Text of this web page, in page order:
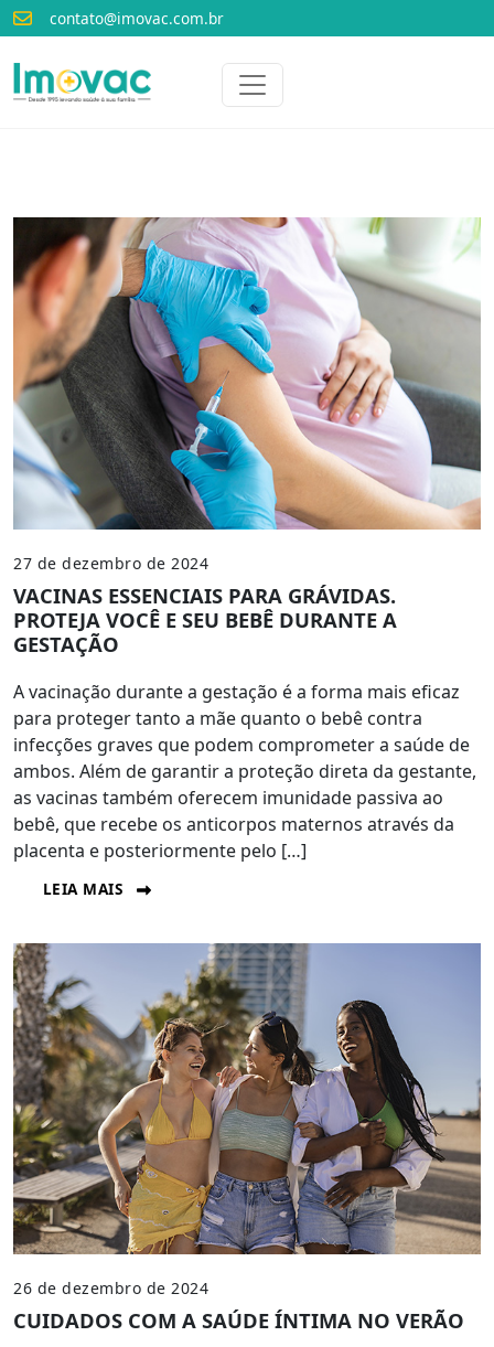
contato@imovac.com.br
Voltar para o início
27 de dezembro de 2024
VACINAS ESSENCIAIS PARA GRÁVIDAS.
PROTEJA VOCÊ E SEU BEBÊ DURANTE A
GESTAÇÃO
A vacinação durante a gestação é a forma mais eficaz
para proteger tanto a mãe quanto o bebê contra
infecções graves que podem comprometer a saúde de
ambos. Além de garantir a proteção direta da gestante,
as vacinas também oferecem imunidade passiva ao
bebê, que recebe os anticorpos maternos através da
placenta e posteriormente pelo […]
LEIA MAIS
26 de dezembro de 2024
CUIDADOS COM A SAÚDE ÍNTIMA NO VERÃO